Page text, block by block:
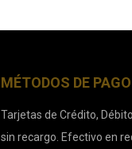
MÉTODOS DE PAGO
Tarjetas de Crédito,
sin recargo. Efectivo en